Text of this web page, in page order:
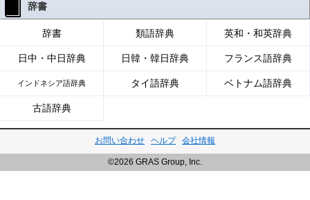
辞書
辞書 類語辞典 英和・和英辞典
日中・中日辞典 日韓・韓日辞典 フランス語辞典
インドネシア語辞典 タイ語辞典 ベトナム語辞典
古語辞典
お問い合わせ ヘルプ 会社情報
©2026 GRAS Group, Inc.